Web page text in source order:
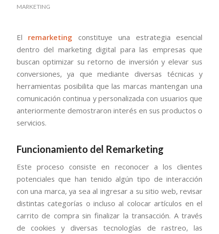
MARKETING
El remarketing constituye una estrategia esencial
dentro del marketing digital para las empresas que
buscan optimizar su retorno de inversión y elevar sus
conversiones, ya que mediante diversas técnicas y
herramientas posibilita que las marcas mantengan una
comunicación continua y personalizada con usuarios que
anteriormente demostraron interés en sus productos o
servicios.
Funcionamiento del Remarketing
Este proceso consiste en reconocer a los clientes
potenciales que han tenido algún tipo de interacción
con una marca, ya sea al ingresar a su sitio web, revisar
distintas categorías o incluso al colocar artículos en el
carrito de compra sin finalizar la transacción. A través
de cookies y diversas tecnologías de rastreo, las